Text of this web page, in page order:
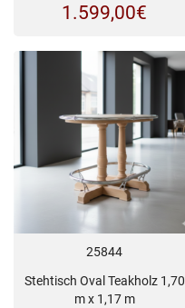
1.599,00€
25844
Stehtisch Oval Teakholz 1,70
m x 1,17 m